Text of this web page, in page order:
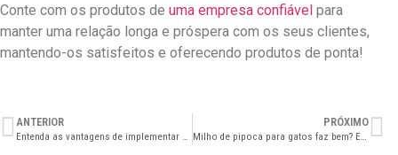
Conte com os produtos de uma empresa confiável para
manter uma relação longa e próspera com os seus clientes,
mantendo-os satisfeitos e oferecendo produtos de ponta!
ANTERIOR
Entenda as vantagens de implementar uma comissão de vendas em seu pet shop
PRÓXIMO
Milho de pipoca para gatos faz bem? Entenda os benefícios